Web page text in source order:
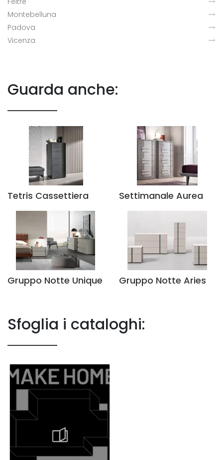
Montebelluna
Padova
Vicenza
Guarda anche:
Tetris Cassettiera Settimanale Aurea
Gruppo Notte Unique Gruppo Notte Aries
Sfoglia i cataloghi: